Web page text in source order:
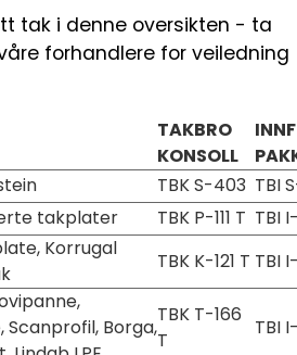
tak i denne oversikten - ta
forhandlere for veiledning
TAKBRO
KONSOLL
TBK S-403 TBI
takplater
TBK P-111 T TBI
Korrugal
TBK K-121 T TBI
Borga,
TBK T-166
T
TBI